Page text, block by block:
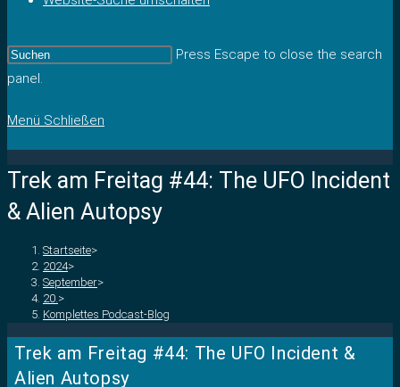
Press Escape to close the search
panel.
Menü Schließen
Trek am Freitag #44: The UFO Incident
& Alien Autopsy
Startseite>
2024>
September>
20. >
Komplettes Podcast-Blog
Trek am Freitag #44: The UFO Incident &
Alien Autopsy